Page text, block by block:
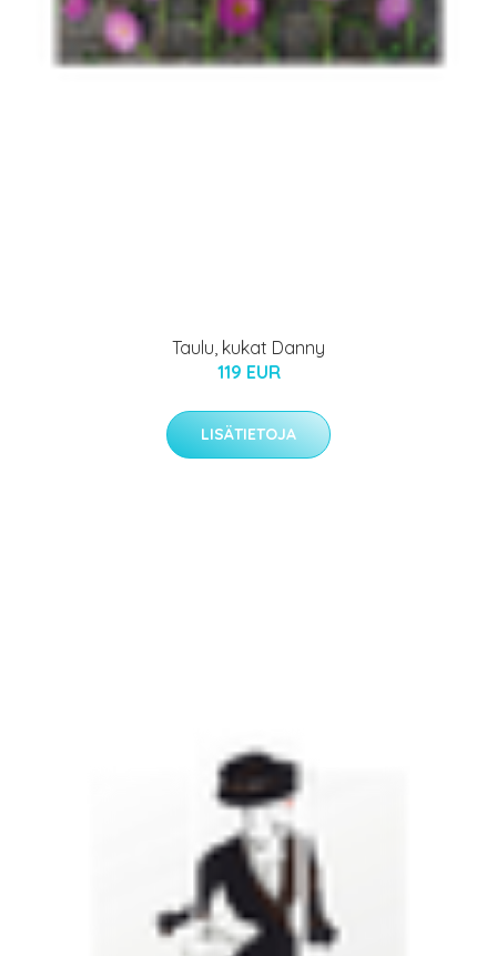
Taulu, kukat Danny
119 EUR
LISÄTIETOJA